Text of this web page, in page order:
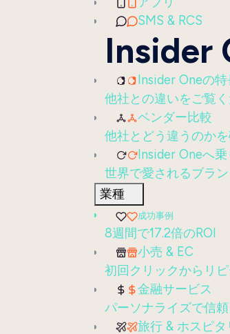
SMS & RCS
Insider
Insider Oneの
他社との違いをご覧
ベンダー比較
他社とどう違うのか
Insider Oneへ
世界で愛されるブラ
業種
成功事例
8週間で17.2倍のROI
小売 & EC
初回クリックからリ
金融サービス
パーソナライズで信
旅行 & ホスピタ